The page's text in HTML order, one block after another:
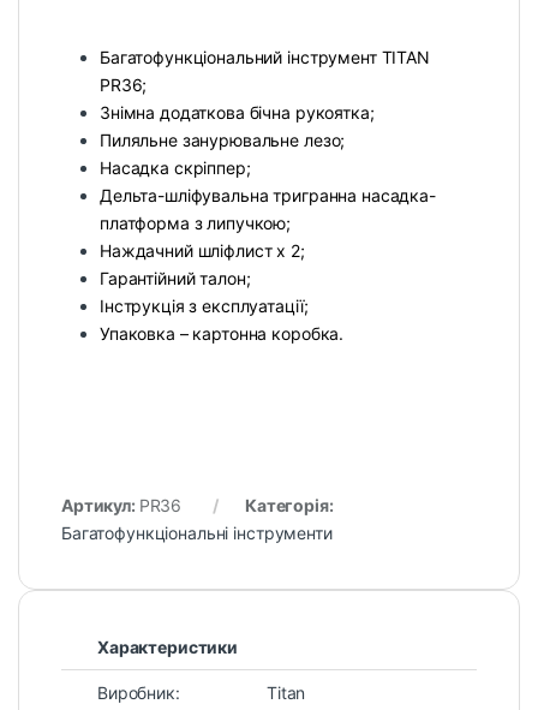
Багатофункціональний інструмент TITAN
PR36;
Знімна додаткова бічна рукоятка;
Пиляльне занурювальне лезо;
Насадка скріппер;
Дельта-шліфувальна тригранна насадка-
платформа з липучкою;
Наждачний шліфлист х 2;
Гарантійний талон;
Інструкція з експлуатації;
Упаковка – картонна коробка.
Артикул: PR36
Категорія:
Багатофункціональні інструменти
Характеристики
Виробник: Titan